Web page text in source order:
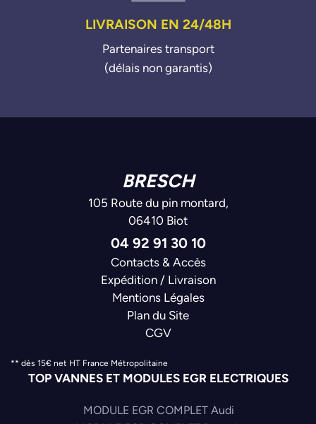
LIVRAISON EN 24/48H
Partenaires transport
(délais non garantis)
BRESCH
105 Route du pin montard,
06410 Biot
04 92 91 30 10
Contacts & Accès
Expédition / Livraison
Mentions Légales
Plan du Site
CGV
** dès 15€ net HT France Métropolitaine
TOP VANNES ET MODULES EGR ELECTRIQUES
MODULE EGR COMPLET Audi